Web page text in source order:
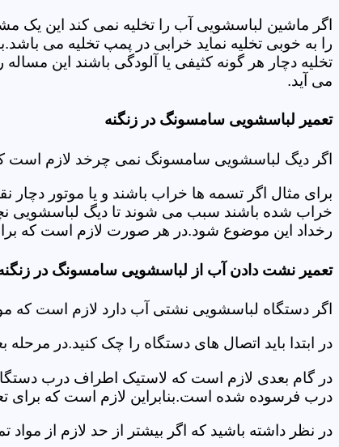
اگر ماشین لباسشویی آب را تخلیه نمی کند این یک
را به خوبی تخلیه نماید خرابی در پمپ تخلیه می
تخلیه دچار هر گونه کثیفی یا آلودگی باشند این
می آید.
تعمیر لباسشویی سامسونگ در زنگنه
اگر دیگ لباسشویی سامسونگ نمی چرخد لازم است که
برای مثال اگر تسمه ها خراب باشند و یا موتور
خراب شده باشند سبب می شوند تا دیگ لباسشویی
رخداد این موضوع شود.در هر صورت لازم است که
تعمیر نشت دادن آب از لباسشویی سامسونگ در
اگر دستگاه لباسشویی نشتی آب دارد لازم است که
در ابتدا باید اتصال های دستگاه را چک کنید.در
در گام بعدی لازم است که لاستیک اطراف درب دستگاه
درب فرسوده شده است.بنابراین لازم است که برای
در نظر داشته باشید که اگر بیشتر از حد لازم از